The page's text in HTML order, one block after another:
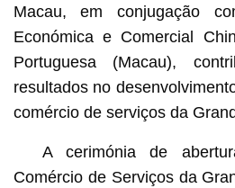
Macau, em conjugação
Económica e Comercial
Portuguesa (Macau),
resultados no
comércio de serviços da
A cerimónia de
Comércio de Serviços da